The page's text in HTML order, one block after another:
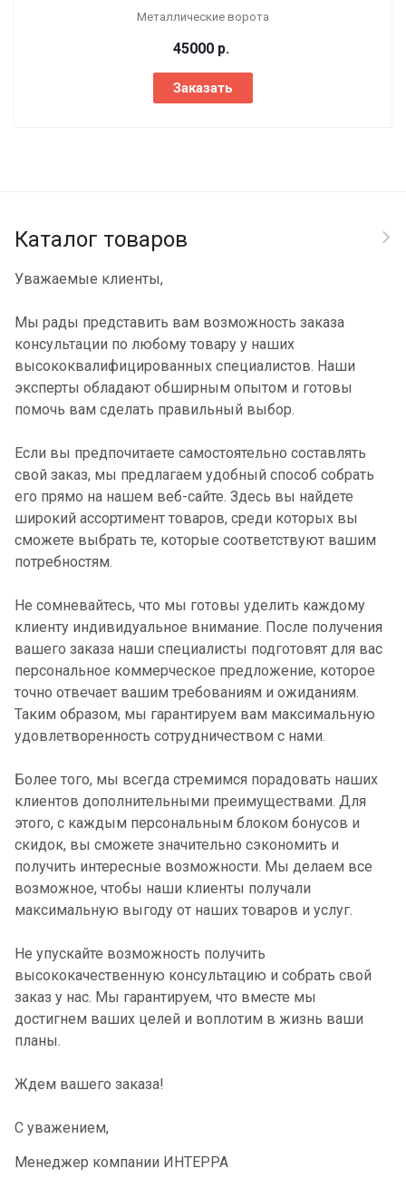
Металлические ворота
45000 р.
Заказать
Каталог товаров
Уважаемые клиенты,
Мы рады представить вам возможность заказа
консультации по любому товару у наших
высококвалифицированных специалистов. Наши
эксперты обладают обширным опытом и готовы
помочь вам сделать правильный выбор.
Если вы предпочитаете самостоятельно составлять
свой заказ, мы предлагаем удобный способ собрать
его прямо на нашем веб-сайте. Здесь вы найдете
широкий ассортимент товаров, среди которых вы
сможете выбрать те, которые соответствуют вашим
потребностям.
Не сомневайтесь, что мы готовы уделить каждому
клиенту индивидуальное внимание. После получения
вашего заказа наши специалисты подготовят для вас
персональное коммерческое предложение, которое
точно отвечает вашим требованиям и ожиданиям.
Таким образом, мы гарантируем вам максимальную
удовлетворенность сотрудничеством с нами.
Более того, мы всегда стремимся порадовать наших
клиентов дополнительными преимуществами. Для
этого, с каждым персональным блоком бонусов и
скидок, вы сможете значительно сэкономить и
получить интересные возможности. Мы делаем все
возможное, чтобы наши клиенты получали
максимальную выгоду от наших товаров и услуг.
Не упускайте возможность получить
высококачественную консультацию и собрать свой
заказ у нас. Мы гарантируем, что вместе мы
достигнем ваших целей и воплотим в жизнь ваши
планы.
Ждем вашего заказа!
С уважением,
Менеджер компании ИНТЕРРА